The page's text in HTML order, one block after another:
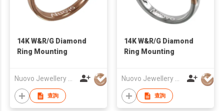
14K W&R/G Diamond
Ring Mounting
Nuovo Jewellery Co Ltd
查詢
14K W&R/G Diamond
Ring Mounting
Nuovo Jewellery Co Ltd
查詢